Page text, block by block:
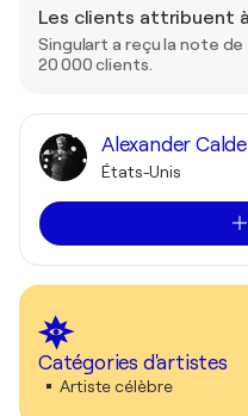
Les clients attribuent
Singulart a reçu la note
20 000 clients.
Alexander
États-Unis
Catégories d'artistes
Artiste célèbre